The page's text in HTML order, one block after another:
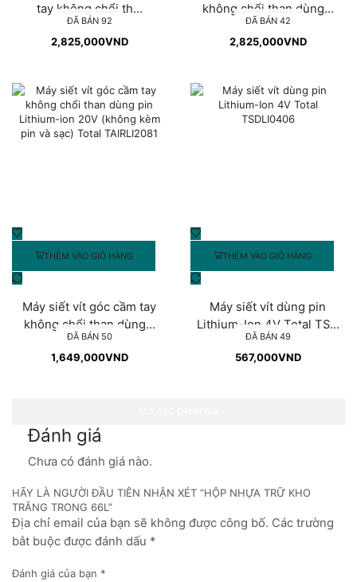
tay không chổi th...
2,825,000VND
ĐÃ BÁN 92
không chổi than dùng...
2,825,000VND
ĐÃ BÁN 42
THÊM VÀO GIỎ HÀNG
Máy siết vít góc cầm tay
không chổi than dùng...
1,649,000VND
ĐÃ BÁN 50
THÊM VÀO GIỎ HÀNG
Máy siết vít dùng pin
Lithium-Ion 4V Total TS...
567,000VND
ĐÃ BÁN 49
Đánh giá
Chưa có đánh giá nào.
HÃY LÀ NGƯỜI ĐẦU TIÊN NHẬN XÉT “HỘP NHỰA TRỮ KHO
TRẮNG TRONG 66L”
Địa chỉ email của bạn sẽ không được công bố. Các trường
bắt buộc được đánh dấu *
Đánh giá của bạn *